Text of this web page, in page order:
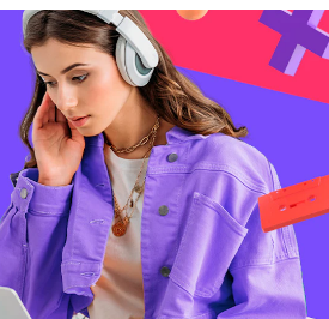
escuchando estos 5 discos